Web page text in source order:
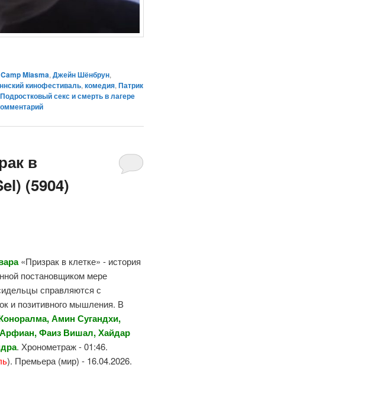
Miasma,Джейн Шёнбрун,
кинофестиваль,комедия,Патрик
секс и смерть в лагере
в
(5904)
«Призрак в клетке» - история
постановщиком мере
справляются с
и позитивного мышления. В
Амин Сугандхи,
Фаиз Вишал, Хайдар
. Хронометраж - 01:46.
). Премьера (мир) - 16.04.2026.